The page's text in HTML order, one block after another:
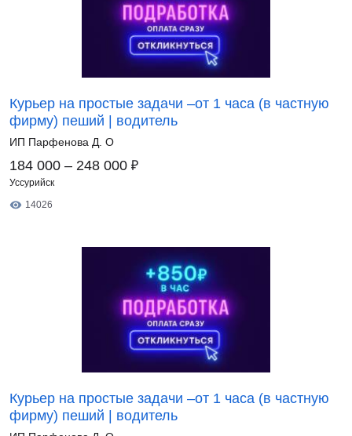
Курьер на простые задачи –от 1 часа (в частную
фирму) пеший | водитель
ИП Парфенова Д. О
184 000 – 248 000 ₽
Уссурийск
14026
Курьер на простые задачи –от 1 часа (в частную
фирму) пеший | водитель